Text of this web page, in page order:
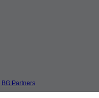
BG Partners